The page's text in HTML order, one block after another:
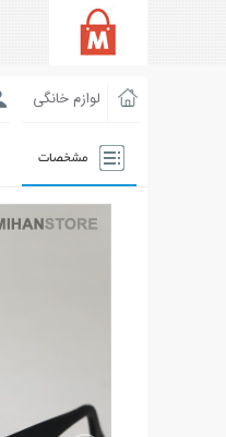
لوازم خانگی
مشخصات